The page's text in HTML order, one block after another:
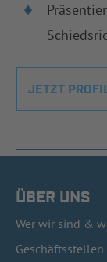
JETZT
ÜBER UNS
Wer wir sind &